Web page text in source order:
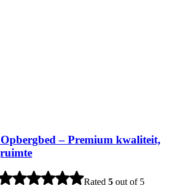
– Premium kwaliteit,
Rated 5 out of 5